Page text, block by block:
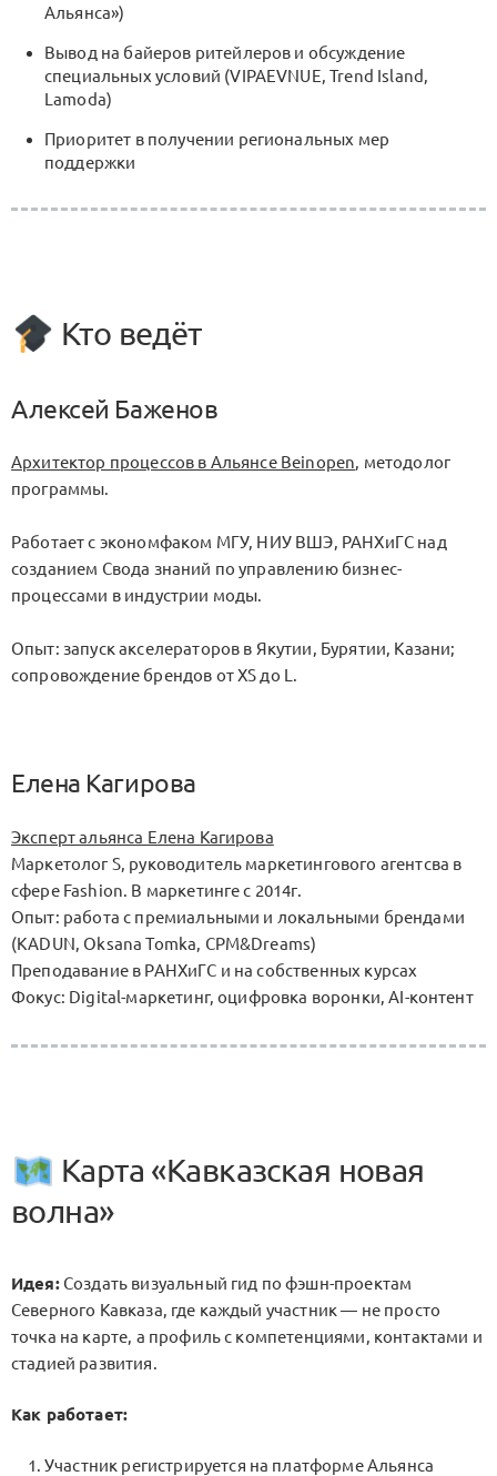
Альянса»)
Вывод на байеров ритейлеров и обсуждение
специальных условий (VIPAEVNUE, Trend Island,
Lamoda)
Приоритет в получении региональных мер
поддержки
Кто ведёт
Алексей Баженов
Архитектор процессов в Альянсе Beinopen, методолог
программы.
Работает с экономфаком МГУ, НИУ ВШЭ, РАНХиГС над
созданием Свода знаний по управлению бизнес-
процессами в индустрии моды.
Опыт: запуск акселераторов в Якутии, Бурятии, Казани;
сопровождение брендов от XS до L.
Елена Кагирова
Эксперт альянса Елена Кагирова
Маркетолог S, руководитель маркетингового агентсва в
сфере Fashion. В маркетинге с 2014г.
Опыт: работа с премиальными и локальными брендами
(KADUN, Oksana Tomka, CPM&Dreams)
Преподавание в РАНХиГС и на собственных курсах
Фокус: Digital-маркетинг, оцифровка воронки, AI-контент
Карта «Кавказская новая
волна»
Идея:Создать визуальный гид по фэшн-проектам
Северного Кавказа, где каждый участник — не просто
точка на карте, а профиль с компетенциями, контактами и
стадией развития.
Как работает:
Участник регистрируется на платформе Альянса